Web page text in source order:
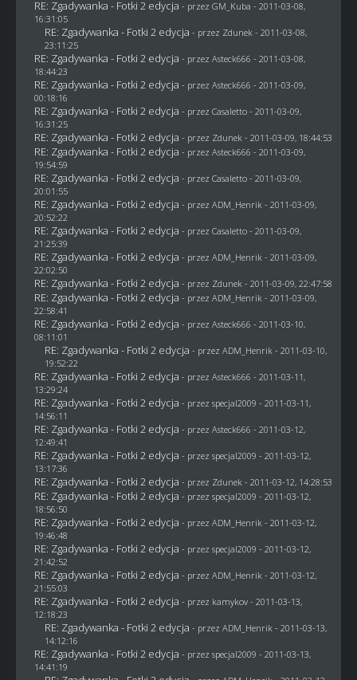
RE: Zgadywanka - Fotki 2 edycja - przez GM_Kuba - 2011-03-08,
16:31:05
RE: Zgadywanka - Fotki 2 edycja - przez Zdunek - 2011-03-08,
23:11:25
RE: Zgadywanka - Fotki 2 edycja - przez Asteck666 - 2011-03-08,
18:44:23
RE: Zgadywanka - Fotki 2 edycja - przez Asteck666 - 2011-03-09,
00:18:16
RE: Zgadywanka - Fotki 2 edycja - przez Casaletto- 2011-03-09,
16:31:25
RE: Zgadywanka - Fotki 2 edycja - przez Zdunek - 2011-03-09, 18:44:53
RE: Zgadywanka - Fotki 2 edycja - przez Asteck666 - 2011-03-09,
19:54:59
RE: Zgadywanka - Fotki 2 edycja - przez Casaletto- 2011-03-09,
20:01:55
RE: Zgadywanka - Fotki 2 edycja - przez ADM_Henrik - 2011-03-09,
20:52:22
RE: Zgadywanka - Fotki 2 edycja - przez Casaletto- 2011-03-09,
21:25:39
RE: Zgadywanka - Fotki 2 edycja - przez ADM_Henrik - 2011-03-09,
22:02:50
RE: Zgadywanka - Fotki 2 edycja - przez Zdunek - 2011-03-09, 22:47:58
RE: Zgadywanka - Fotki 2 edycja - przez ADM_Henrik - 2011-03-09,
22:58:41
RE: Zgadywanka - Fotki 2 edycja - przez Asteck666 - 2011-03-10,
08:11:01
RE: Zgadywanka - Fotki 2 edycja - przez ADM_Henrik - 2011-03-10,
19:52:22
RE: Zgadywanka - Fotki 2 edycja - przez Asteck666 - 2011-03-11,
13:29:24
RE: Zgadywanka - Fotki 2 edycja - przez specjal2009 - 2011-03-11,
14:56:11
RE: Zgadywanka - Fotki 2 edycja - przez Asteck666 - 2011-03-12,
12:49:41
RE: Zgadywanka - Fotki 2 edycja - przez specjal2009 - 2011-03-12,
13:17:36
RE: Zgadywanka - Fotki 2 edycja - przez Zdunek - 2011-03-12, 14:28:53
RE: Zgadywanka - Fotki 2 edycja - przez specjal2009 - 2011-03-12,
18:56:50
RE: Zgadywanka - Fotki 2 edycja - przez ADM_Henrik - 2011-03-12,
19:46:48
RE: Zgadywanka - Fotki 2 edycja - przez specjal2009 - 2011-03-12,
21:42:52
RE: Zgadywanka - Fotki 2 edycja - przez ADM_Henrik - 2011-03-12,
21:55:03
RE: Zgadywanka - Fotki 2 edycja - przez kamykov- 2011-03-13,
12:18:23
RE: Zgadywanka - Fotki 2 edycja - przez ADM_Henrik - 2011-03-13,
14:12:16
RE: Zgadywanka - Fotki 2 edycja - przez specjal2009 - 2011-03-13,
14:41:19